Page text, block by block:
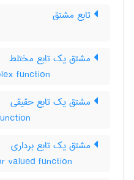
تابع مشتق
مشتق یک تابع مختلط
function
مشتق یک تابع حقیقی
مشتق یک تابع برداری
valued function